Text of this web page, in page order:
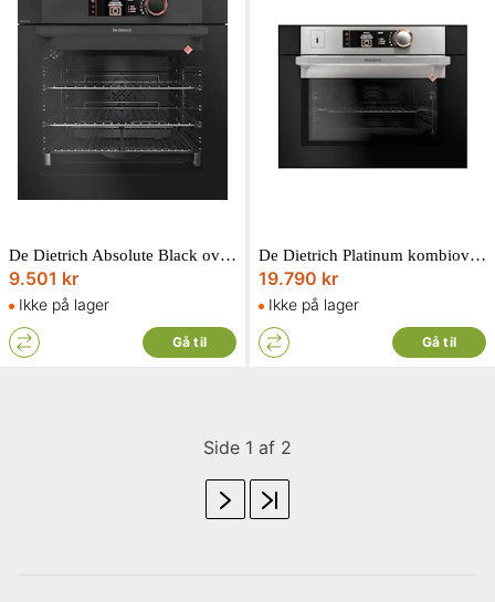
De Dietrich Absolute Black ovn til indbygning 73L DOP 8574 A
9.501 kr
Ikke på lager
Gå til
De Dietrich Platinum kombiovn/dampovn 40L DKR 7580 X
19.790 kr
Ikke på lager
Gå til
Side 1 af 2